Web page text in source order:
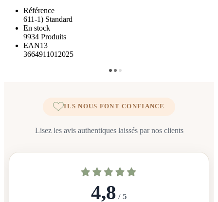
Référence
611-1) Standard
En stock
9934 Produits
EAN13
3664911012025
ILS NOUS FONT CONFIANCE
Lisez les avis authentiques laissés par nos clients
4,8 / 5